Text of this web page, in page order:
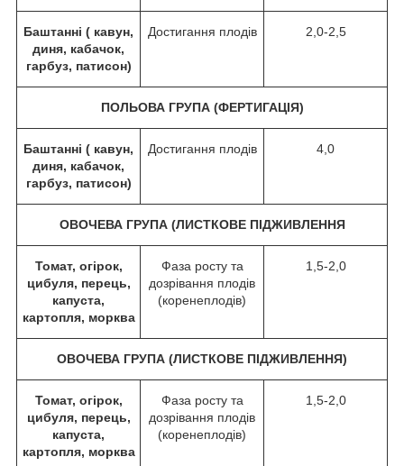
Баштанні ( кавун,
диня, кабачок,
гарбуз, патисон)
Достигання плодів 2,0-2,5
ПОЛЬОВА ГРУПА (ФЕРТИГАЦІЯ)
Баштанні ( кавун,
диня, кабачок,
гарбуз, патисон)
Достигання плодів 4,0
ОВОЧЕВА ГРУПА (ЛИСТКОВЕ ПІДЖИВЛЕННЯ
Томат, огірок,
цибуля, перець,
капуста,
картопля, морква
Фаза росту та
дозрівання плодів
(коренеплодів)
1,5-2,0
ОВОЧЕВА ГРУПА (ЛИСТКОВЕ ПІДЖИВЛЕННЯ)
Томат, огірок,
цибуля, перець,
капуста,
картопля, морква
Фаза росту та
дозрівання плодів
(коренеплодів)
1,5-2,0